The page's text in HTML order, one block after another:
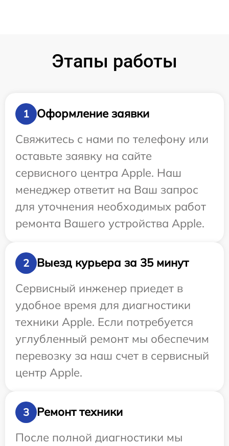
Этапы работы
1
Оформление заявки
Свяжитесь с нами по телефону или
оставьте заявку на сайте
сервисного центра Apple. Наш
менеджер ответит на Ваш запрос
для уточнения необходимых работ
ремонта Вашего устройства Apple.
2
Выезд курьера за 35 минут
Сервисный инженер приедет в
удобное время для диагностики
техники Apple. Если потребуется
углубленный ремонт мы обеспечим
перевозку за наш счет в сервисный
центр Apple.
3
Ремонт техники
После полной диагностики мы